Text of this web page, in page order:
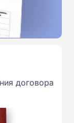
договора